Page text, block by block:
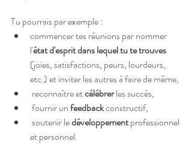
Tu pourrais par exemple :
commencer tes réunions par nommer
l'état d'esprit dans lequel tu te trouves
(joies, satisfactions, peurs, lourdeurs,
etc.) et inviter les autres à faire de même,
reconnaître et célébrer les succès,
fournir un feedback constructif,
soutenir le développement professionnel
et personnel.